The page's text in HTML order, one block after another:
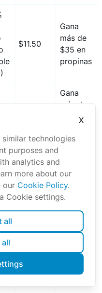
$11.50
Gana
más de
$35 en
propinas
$14.01
Gana
más de
$120 y
en un
lugar
turístico
o
restaura
propinas
ente
X
technologies
purposes and
analytics and
more about our
our Cookie Policy.
Cookie settings.
all
all